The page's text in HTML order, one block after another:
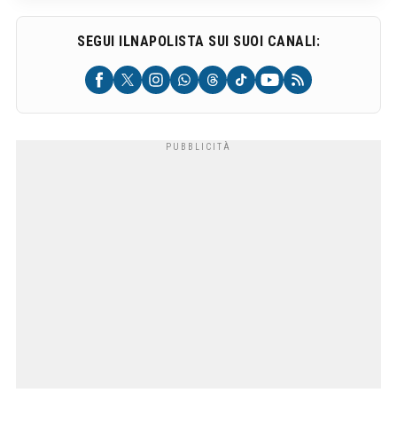
SEGUI ILNAPOLISTA SUI SUOI CANALI: